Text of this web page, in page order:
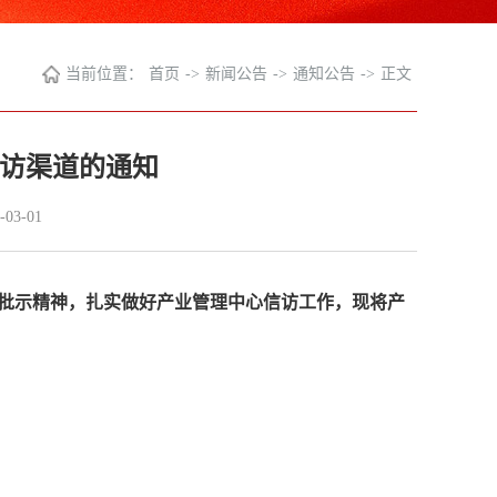
当前位置： 首页 -> 新闻公告 -> 通知公告 -> 正文
渠道的通知
01
精神，扎实做好产业管理中心信访工作，现将产